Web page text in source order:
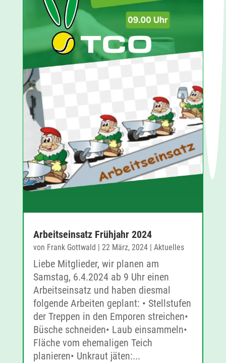
Arbeitseinsatz Frühjahr 2024
von Frank Gottwald 22 März, 2024| Aktuelles
Liebe Mitglieder, wir planen am
Samstag, 6.4.2024 ab 9 Uhr einen
Arbeitseinsatz und haben diesmal
folgende Arbeiten geplant: • Stellstufen
der Treppen in den Emporen streichen•
Büsche schneiden• Laub einsammeln•
Fläche vom ehemaligen Teich
planieren• Unkraut jäten:...